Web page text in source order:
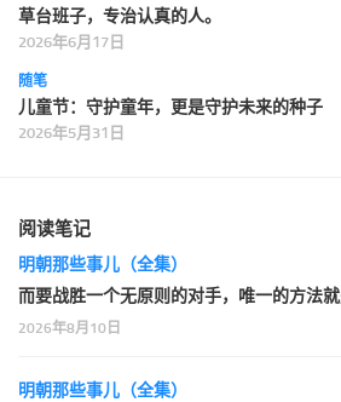
草台班子，专治认真的人。
2026年6月17日
随笔
儿童节：守护童年，更是守护未来的种子
2026年5月31日
阅读笔记
明朝那些事儿（全集）
而要战胜一个无原则的对手，唯一的方法就
2026年8月10日
明朝那些事儿（全集）